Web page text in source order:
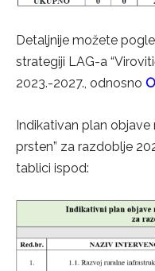
Detaljnije možete
strategiji LAG-a
2023.-2027., odnosno
Indikativan plan
prsten” za razdoblje
tablici ispod: